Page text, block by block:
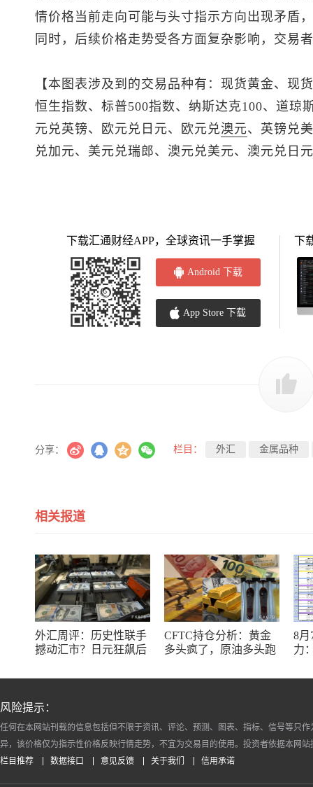
情价格当前走向可能与头寸指示方向出现矛盾
同时，后续价格走势受各方面复杂影响，交易
【本图表涉及到的交易品种有： 现货黄金、 现
恒生指数、 标普500指数、纳斯达克100、道琼
元兑英镑、欧元兑日元、欧元兑澳元、 英镑兑
兑加元、 美元兑瑞郎、 澳元兑美元、澳元兑日
下载汇通财经APP，全球资讯一手掌握
Android 下载
App Store 下载
下
分享： 栏目： 外汇 金属品种
相关报道
外汇周评：历史性联手
撼动汇市？日元狂飙后
美元刷新七周低点
CFTC持仓分析：黄金
多头疯了，原油多头跑
8月
力
十
风险提示：
任何在本网站刊载的信息包括但不限于资讯、评论、预测、图表、指标、信号等只
异，该价格仅为指示性价格反映行情走势，不宜为交易目的使用。投资者依据本网
栏目推荐
数据接口 意见反馈 关于我们 信用承诺